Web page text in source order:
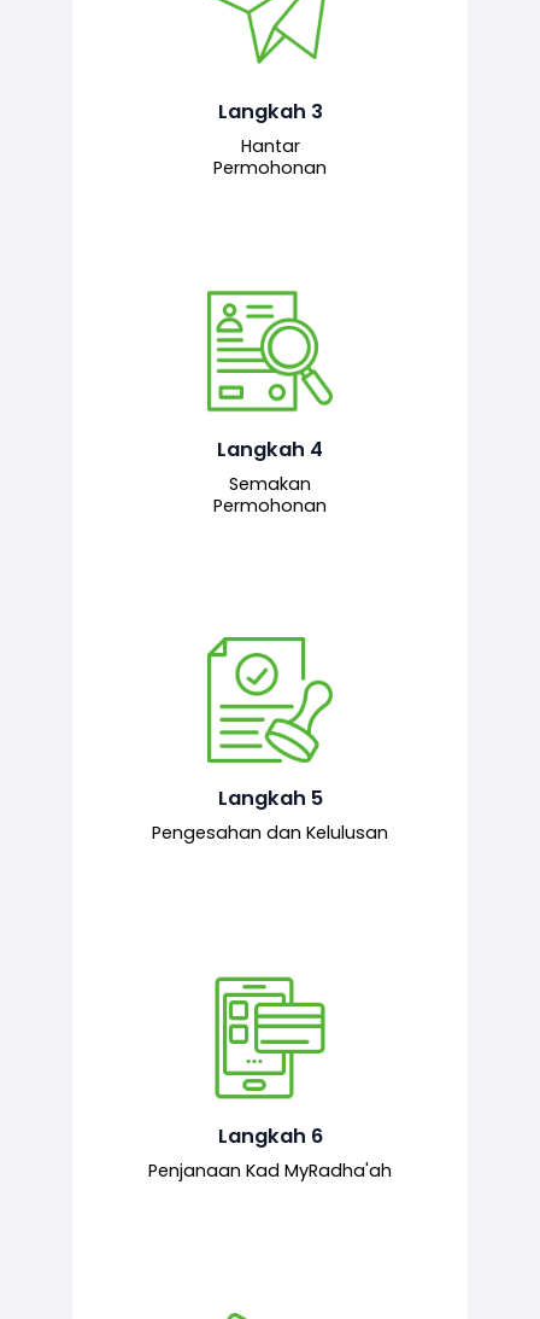
Langkah 3
Hantar
Permohonan
Permohonan yang lengkap dihantar
untuk proses semakan dan
bertanggungjawab.
Langkah 4
Semakan
Permohonan
Pegawai penyemak menyemak
maklumat yang dikemukakan. Jika
semua maklumat adalah lengkap dan
kepada pegawai pelulus untuk
tindakan seterusnya.
Langkah 5
Pengesahan dan Kelulusan
Pegawai pelulus menilai permohonan
dan memberi pengesahan serta
kelulusan akhir sekiranya semuanya
mematuhi syarat ditetapkan.
Langkah 6
Penjanaan Kad MyRadha'ah
Setelah permohonan diluluskan, kad
MyRadha’ah akan dijana.